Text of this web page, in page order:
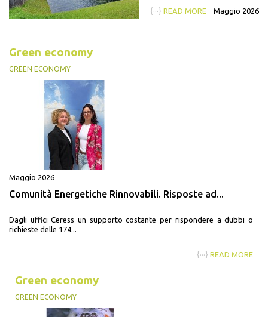
{···} READ MORE Maggio 2026
Green economy
GREEN ECONOMY
Maggio 2026
Comunità Energetiche Rinnovabili. Risposte ad...
Dagli uffici Ceress un supporto costante per rispondere a dubbi o
richieste delle 174...
{···} READ MORE
Green economy
GREEN ECONOMY